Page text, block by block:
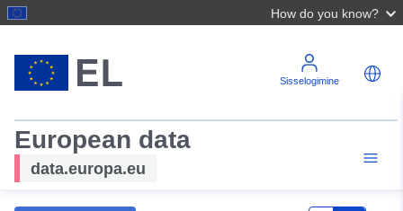
How do you know?
Sisselogimine
European data
data.europa.eu